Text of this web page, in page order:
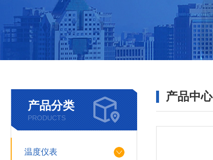
产品分类
PRODUCTS
温度仪表
产品中心